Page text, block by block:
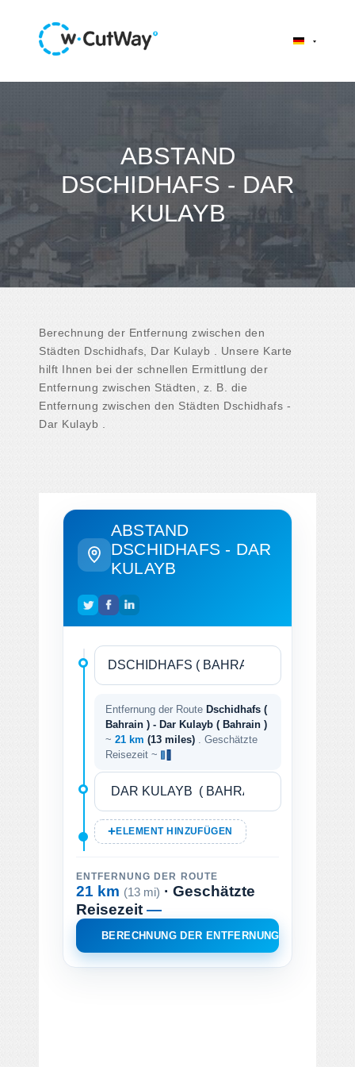
ABSTAND
DSCHIDHAFS - DAR
KULAYB
Berechnung der Entfernung zwischen den
Städten Dschidhafs, Dar Kulayb . Unsere Karte
hilft Ihnen bei der schnellen Ermittlung der
Entfernung zwischen Städten, z. B. die
Entfernung zwischen den Städten Dschidhafs -
Dar Kulayb .
ABSTAND
DSCHIDHAFS - DAR
KULAYB
Entfernung der Route Dschidhafs (
Bahrain ) - Dar Kulayb ( Bahrain )
~ 21 km (13 miles)
. Geschätzte
Reisezeit ~
ELEMENT HINZUFÜGEN
ENTFERNUNG DER ROUTE
21 km (13 mi) · Geschätzte
Reisezeit—
BERECHNUNG DER ENTFERNUNG